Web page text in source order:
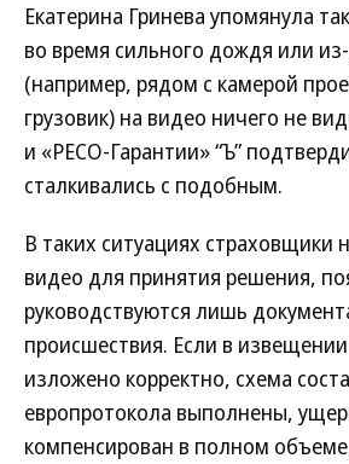
Екатерина Гринева упомянула
во время сильного дождя или
(например, рядом с камерой
грузовик) на видео ничего не
и «РЕСО-Гарантии» “Ъ”
сталкивались с подобным.
В таких ситуациях страховщики
видео для принятия решения,
руководствуются лишь
происшествия. Если в
изложено корректно, схема
европротокола выполнены,
компенсирован в полном